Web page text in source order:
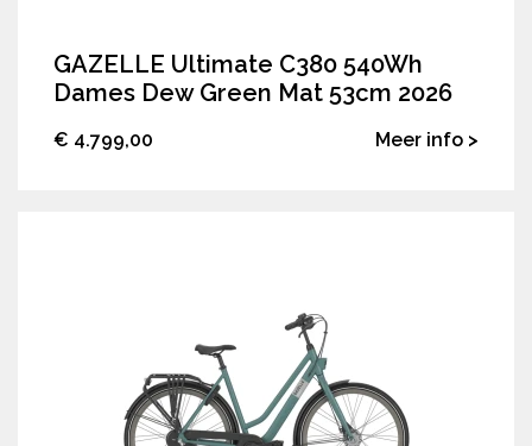
GAZELLE Ultimate C380 540Wh
Dames Dew Green Mat 53cm 2026
€ 4.799,00 Meer info >